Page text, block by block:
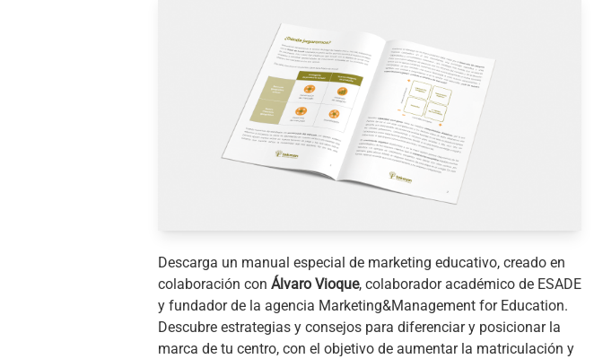
Descarga un manual especial de marketing educativo, creado en
colaboración con Álvaro Vioque, colaborador académico de ESADE
y fundador de la agencia Marketing&Management for Education.
Descubre estrategias y consejos para diferenciar y posicionar la
marca de tu centro, con el objetivo de aumentar la matriculación y